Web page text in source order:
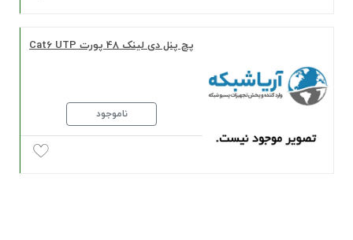
پچ پنل دی لینک 48 پورت Cat6 UTP
ناموجود